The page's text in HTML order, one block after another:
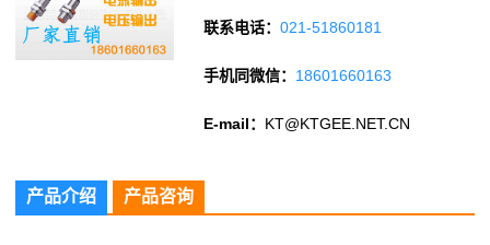
联系电话：021-51860181
手机同微信： 18601660163
E-mail： KT@KTGEE.NET.CN
产品介绍 产品咨询